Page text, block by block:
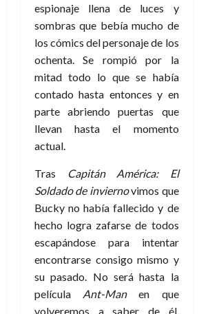
espionaje llena de luces y
sombras que bebía mucho de
los cómics del personaje de los
ochenta. Se rompió por la
mitad todo lo que se había
contado hasta entonces y en
parte abriendo puertas que
llevan hasta el momento
actual.
Tras
Capitán América: El
Soldado de inviernovimos que
Bucky no había fallecido y de
hecho logra zafarse de todos
escapándose para intentar
encontrarse consigo mismo y
su pasado. No será hasta la
película Ant-Manen que
volveremos a saber de él,